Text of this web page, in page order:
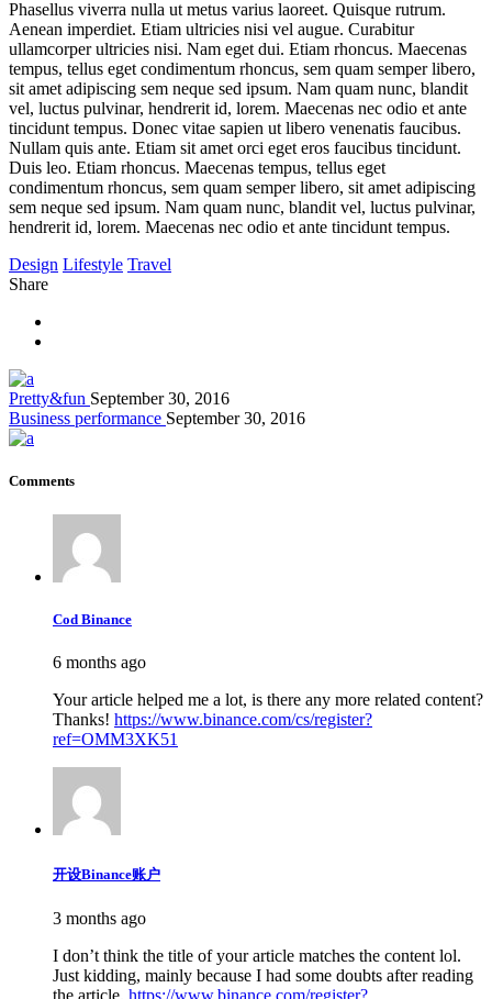
Phasellus viverra nulla ut metus varius laoreet. Quisque rutrum.
Aenean imperdiet. Etiam ultricies nisi vel augue. Curabitur
ullamcorper ultricies nisi. Nam eget dui. Etiam rhoncus. Maecenas
tempus, tellus eget condimentum rhoncus, sem quam semper libero,
sit amet adipiscing sem neque sed ipsum. Nam quam nunc, blandit
vel, luctus pulvinar, hendrerit id, lorem. Maecenas nec odio et ante
tincidunt tempus. Donec vitae sapien ut libero venenatis faucibus.
Nullam quis ante. Etiam sit amet orci eget eros faucibus tincidunt.
Duis leo. Etiam rhoncus. Maecenas tempus, tellus eget
condimentum rhoncus, sem quam semper libero, sit amet adipiscing
sem neque sed ipsum. Nam quam nunc, blandit vel, luctus pulvinar,
hendrerit id, lorem. Maecenas nec odio et ante tincidunt tempus.
Design Lifestyle Travel
Share
Pretty&fun September 30, 2016
Business performance September 30, 2016
Comments
Cod Binance
6 months ago
Your article helped me a lot, is there any more related content?
Thanks! https://www.binance.com/cs/register?
ref=OMM3XK51
开设Binance账户
3 months ago
I don’t think the title of your article matches the content lol.
Just kidding, mainly because I had some doubts after reading
the article. https://www.binance.com/register?